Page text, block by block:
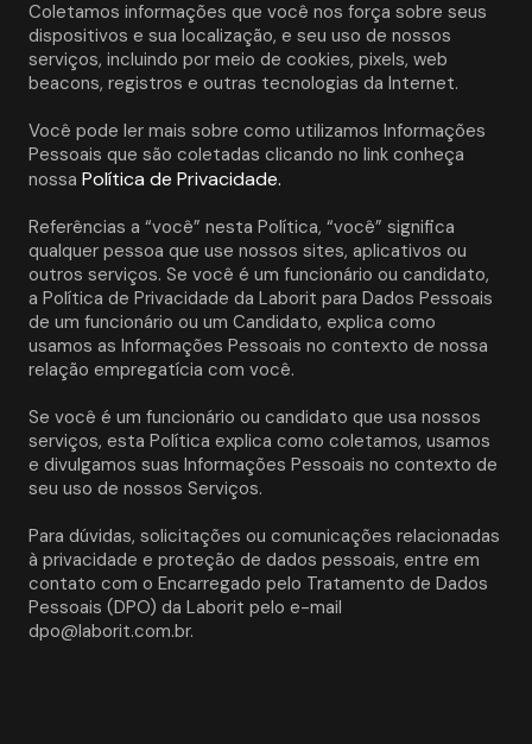
Coletamos informações que você nos força sobre seus
dispositivos e sua localização, e seu uso de nossos
serviços, incluindo por meio de cookies, pixels, web
beacons, registros e outras tecnologias da Internet.
Você pode ler mais sobre como utilizamos Informações
Pessoais que são coletadas clicando no link conheça
nossa Política de Privacidade.
Referências a “você” nesta Política, “você” significa
qualquer pessoa que use nossos sites, aplicativos ou
outros serviços. Se você é um funcionário ou candidato,
a Política de Privacidade da Laborit para Dados Pessoais
de um funcionário ou um Candidato, explica como
usamos as Informações Pessoais no contexto de nossa
relação empregatícia com você.
Se você é um funcionário ou candidato que usa nossos
serviços, esta Política explica como coletamos, usamos
e divulgamos suas Informações Pessoais no contexto de
seu uso de nossos Serviços.
Para dúvidas, solicitações ou comunicações relacionadas
à privacidade e proteção de dados pessoais, entre em
contato com o Encarregado pelo Tratamento de Dados
Pessoais (DPO) da Laborit pelo e-mail
dpo@laborit.com.br.